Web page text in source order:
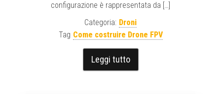
configurazione è rappresentata da […]
Categoria: Droni
Tag Come costruire Drone FPV
Leggi tutto